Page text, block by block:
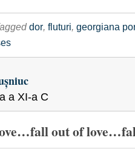
dor, fluturi, georgiana
a XI-a C
out of